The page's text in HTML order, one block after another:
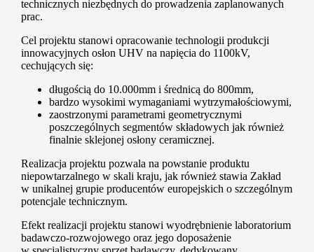
technicznych niezbędnych do prowadzenia zaplanowanych
prac.
Cel projektu stanowi opracowanie technologii produkcji
innowacyjnych osłon UHV na napięcia do 1100kV,
cechujących się:
długością do 10.000mm i średnicą do 800mm,
bardzo wysokimi wymaganiami wytrzymałościowymi,
zaostrzonymi parametrami geometrycznymi
poszczególnych segmentów składowych jak również
finalnie sklejonej osłony ceramicznej.
Realizacja projektu pozwala na powstanie produktu
niepowtarzalnego w skali kraju, jak również stawia Zakład
w unikalnej grupie producentów europejskich o szczególnym
potencjale technicznym.
Efekt realizacji projektu stanowi wyodrębnienie laboratorium
badawczo-rozwojowego oraz jego doposażenie